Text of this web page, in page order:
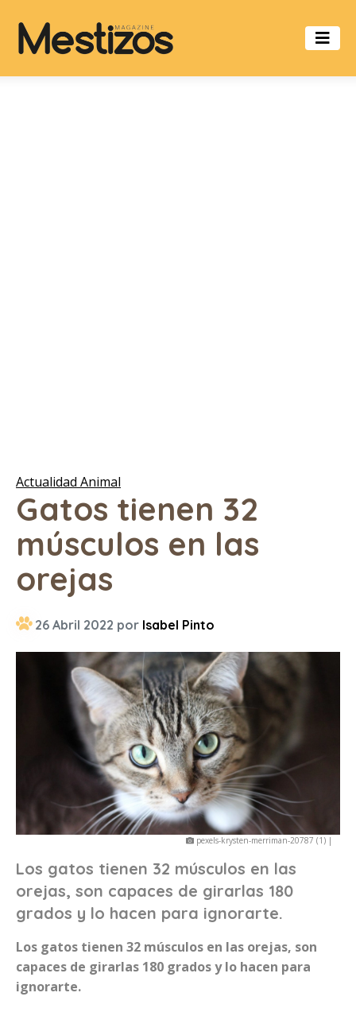
Actualidad Animal
Gatos tienen 32
músculos en las
orejas
26 Abril 2022 por Isabel Pinto
pexels-krysten-merriman-20787 (1) |
Los gatos tienen 32 músculos en las
orejas, son capaces de girarlas 180
grados y lo hacen para ignorarte.
Los gatos tienen 32 músculos en las orejas, son
capaces de girarlas 180 grados y lo hacen para
ignorarte.